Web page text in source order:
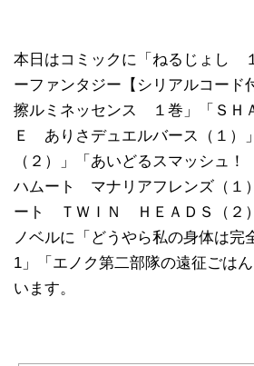
本日はコミックに「ねるじょし
ーファンタジー【シリアルコード
擦ルミネッセンス １巻」「ＳＨ
Ｅ ありさデュエルバース（１）
（２）」「あいどるスマッシュ
ハムート マナリアフレンズ（１
ート ＴＷＩＮ ＨＥＡＤＳ（２
ノベルに「どうやら私の身体は完
1」「エノク第二部隊の遠征ごは
います。